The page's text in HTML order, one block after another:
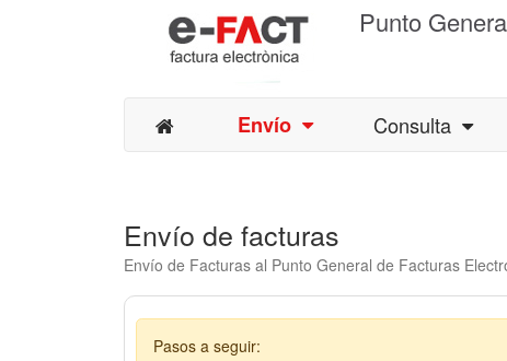
Punto
Envío Consulta
Envío de facturas
Envío de Facturas al Punto General de Facturas
Pasos a seguir: